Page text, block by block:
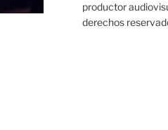
productor
derechos